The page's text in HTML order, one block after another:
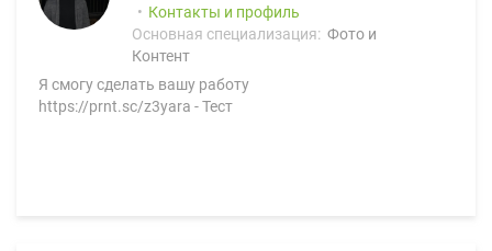
Контакты и профиль
Основная специализация: Фото и
Контент
Я смогу сделать вашу работу
https://prnt.sc/z3yara - Тест